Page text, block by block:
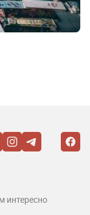
интересно